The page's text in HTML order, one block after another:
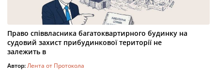
Право співвласника багатоквартирного будинку на
судовий захист прибудинкової території не
залежить в
Автор:Лента от Протокола